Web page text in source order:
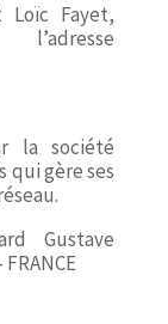
Fayet,
la société
qui gère ses
Gustave